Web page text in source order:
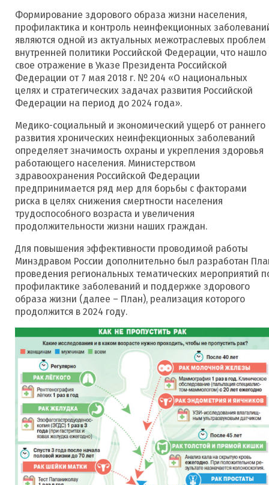
Формирование здорового образа жизни населения,
профилактика и контроль неинфекционных
являются одной из актуальных межотраслевых проблем
внутренней политики Российской Федерации, что нашло
свое отражение в Указе Президента Российской
Федерации от 7 мая 2018 г. № 204 «О национальных
целях и стратегических задачах развития Российской
Федерации на период до 2024 года».
Медико-социальный и экономический ущерб от раннего
развития хронических неинфекционных заболеваний
определяет значимость охраны и укрепления здоровья
работающего населения. Министерством
здравоохранения Российской Федерации
предпринимается ряд мер для борьбы с факторами
риска в целях снижения смертности населения
трудоспособного возраста и увеличения
продолжительности жизни наших граждан.
Для повышения эффективности проводимой работы
Минздравом России дополнительно был разработан
проведения региональных тематических мероприятий
профилактике заболеваний и поддержке здорового
образа жизни (далее – План), реализация которого
продолжится в 2024 году.